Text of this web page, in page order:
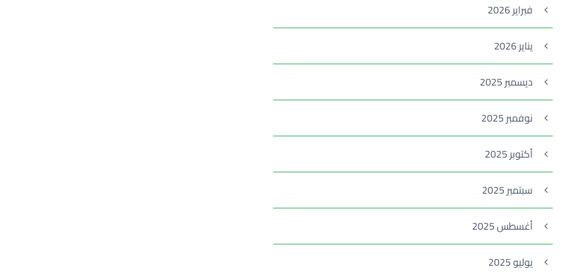
فبراير 2026
يناير 2026
ديسمبر 2025
نوفمبر 2025
أكتوبر 2025
سبتمبر 2025
أغسطس 2025
يوليو 2025